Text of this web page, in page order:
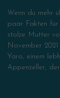
Wenn du mehr
paar Fakten für
stolze Mutter
November
Yaro, einem
Appenzeller,